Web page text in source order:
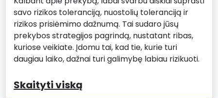
savo rizikos toleranciją, nuostolių toleranciją ir
rizikos prisiėmimo dažnumą. Tai sudaro jūsų
prekybos strategijos pagrindą, nustatant ribas,
kuriose veikiate. Įdomu tai, kad tie, kurie turi
daugiau laiko, dažnai turi galimybę labiau rizikuoti.
Skaityti viską